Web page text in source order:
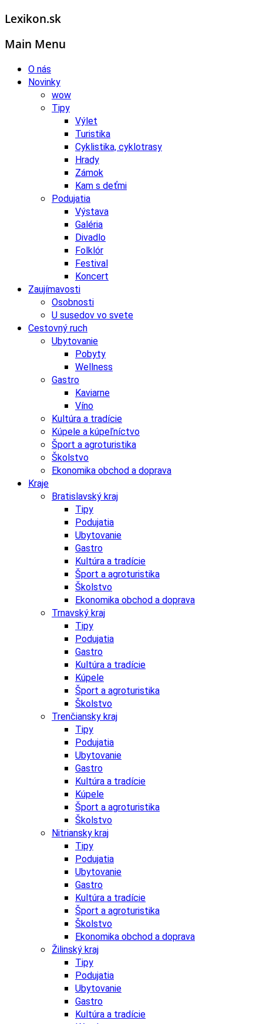
Lexikon.sk
Main Menu
O nás
Novinky
wow
Tipy
Výlet
Turistika
Cyklistika, cyklotrasy
Hrady
Zámok
Kam s deťmi
Podujatia
Výstava
Galéria
Divadlo
Folklór
Festival
Koncert
Zaujímavosti
Osobnosti
U susedov vo svete
Cestovný ruch
Ubytovanie
Pobyty
Wellness
Gastro
Kaviarne
Víno
Kultúra a tradície
Kúpele a kúpeľníctvo
Šport a agroturistika
Školstvo
Ekonomika obchod a doprava
Kraje
Bratislavský kraj
Tipy
Podujatia
Ubytovanie
Gastro
Kultúra a tradície
Šport a agroturistika
Školstvo
Ekonomika obchod a doprava
Trnavský kraj
Tipy
Podujatia
Gastro
Kultúra a tradície
Kúpele
Šport a agroturistika
Školstvo
Trenčiansky kraj
Tipy
Podujatia
Ubytovanie
Gastro
Kultúra a tradície
Kúpele
Šport a agroturistika
Školstvo
Nitriansky kraj
Tipy
Podujatia
Ubytovanie
Gastro
Kultúra a tradície
Šport a agroturistika
Školstvo
Ekonomika obchod a doprava
Žilinský kraj
Tipy
Podujatia
Ubytovanie
Gastro
Kultúra a tradície